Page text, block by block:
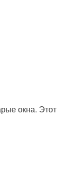
окна. Этот